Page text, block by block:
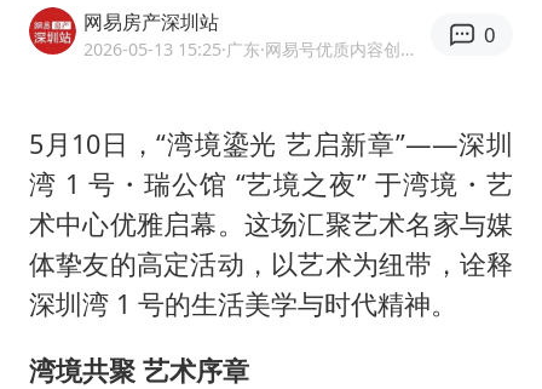
浙江省发出今年第2号指挥长令
白海豚登陆前还将加强
情侣在平潭拍日出时坠崖致一死一伤
娜扎称眼睛恢复情况不太妙
河南刑案嫌犯被抓 逃窜时伤害多人
选专业别因“热门”窄化“热爱”
网易房产深圳站
2026-05-13 15:25·广东 ·网易号优质内容创作者
0
5月10日，“湾境鎏光 艺启新章”——深圳
湾 1 号・瑞公馆 “艺境之夜” 于湾境・艺
术中心优雅启幕。这场汇聚艺术名家与媒
体挚友的高定活动，以艺术为纽带，诠释
深圳湾 1 号的生活美学与时代精神。
湾境共聚 艺术序章